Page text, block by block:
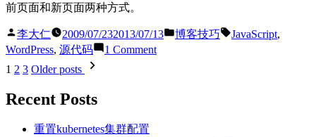
前页面和新页面两种方式。
Posted
李大仁 2009/07/232013/07/13
Posted
博客技巧 Tags:
JavaScript,
WordPress, 源代码 1 Commenton
Posts
1 2 3 Older posts
Recent Posts
重置kubernetes集群配置